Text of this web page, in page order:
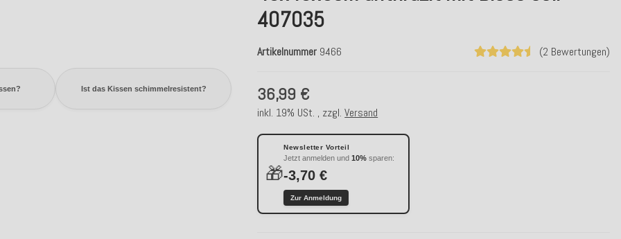
Ist das Kissen schimmelresistent?
407035
(2 Bewertungen)
Artikelnummer 9466
36,99 €
inkl. 19% USt. , zzgl.Versand
🎁
Newsletter Vorteil
Jetzt anmelden und10% sparen:
-3,70 €
Zur Anmeldung